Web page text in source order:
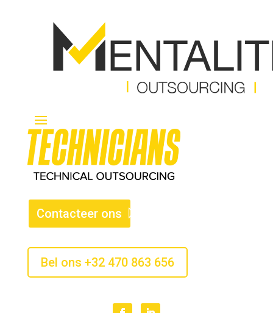
Contacteer ons
Bel ons +32 470 863 656